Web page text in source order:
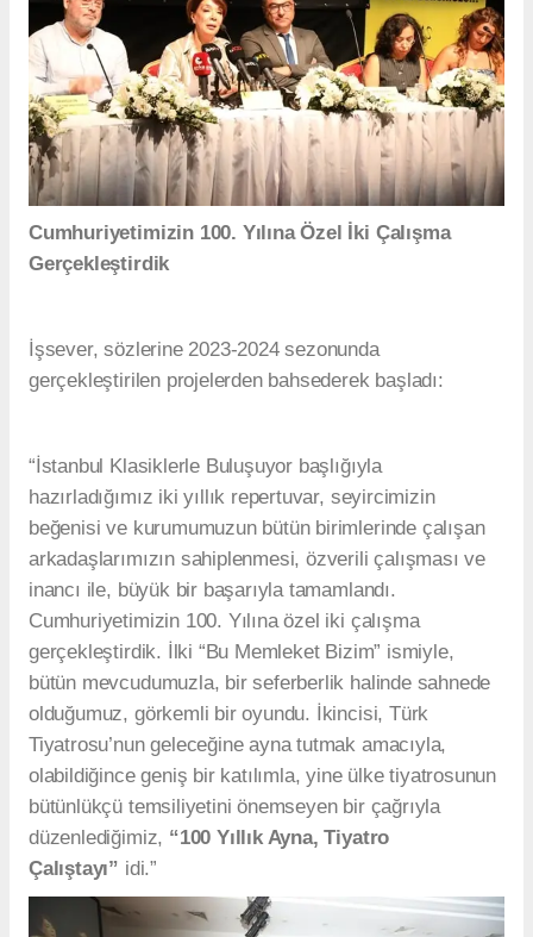
Cumhuriyetimizin 100. Yılına Özel İki Çalışma
Gerçekleştirdik
İşsever, sözlerine 2023-2024 sezonunda
gerçekleştirilen projelerden bahsederek başladı:
“İstanbul Klasiklerle Buluşuyor başlığıyla
hazırladığımız iki yıllık repertuvar, seyircimizin
beğenisi ve kurumumuzun bütün birimlerinde çalışan
arkadaşlarımızın sahiplenmesi, özverili çalışması ve
inancı ile, büyük bir başarıyla tamamlandı.
Cumhuriyetimizin 100. Yılına özel iki çalışma
gerçekleştirdik. İlki “Bu Memleket Bizim” ismiyle,
bütün mevcudumuzla, bir seferberlik halinde sahnede
olduğumuz, görkemli bir oyundu. İkincisi, Türk
Tiyatrosu’nun geleceğine ayna tutmak amacıyla,
olabildiğince geniş bir katılımla, yine ülke tiyatrosunun
bütünlükçü temsiliyetini önemseyen bir çağrıyla
düzenlediğimiz, “100 Yıllık Ayna, Tiyatro
Çalıştayı” idi.”